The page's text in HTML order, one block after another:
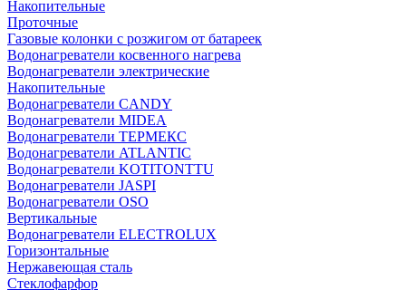
Накопительные
Проточные
Газовые колонки с розжигом от батареек
Водонагреватели косвенного нагрева
Водонагреватели электрические
Накопительные
Водонагреватели CANDY
Водонагреватели MIDEA
Водонагреватели ТЕРМЕКС
Водонагреватели ATLANTIC
Водонагреватели KOTITONTTU
Водонагреватели JASPI
Водонагреватели OSO
Вертикальные
Водонагреватели ELECTROLUX
Горизонтальные
Нержавеющая сталь
Стеклофарфор